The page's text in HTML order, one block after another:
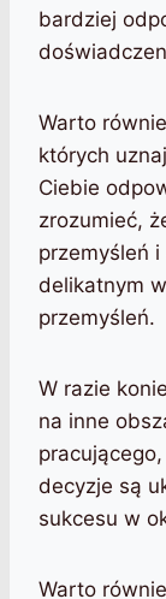
bardziej
Warto
których
Ciebie
zrozumieć,
przemyśleń
delikatnym
przemyśleń.
W razie
na inne
decyzje są
sukcesu w
Warto